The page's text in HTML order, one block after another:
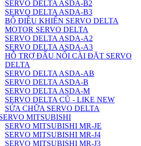
SERVO DELTA ASDA-B2
SERVO DELTA ASDA-B3
BỘ ĐIỀU KHIỂN SERVO DELTA
MOTOR SERVO DELTA
SERVO DELTA ASDA-A2
SERVO DELTA ASDA-A3
HỖ TRỢ ĐẤU NỐI CÀI ĐẶT SERVO
DELTA
SERVO DELTA ASDA-AB
SERVO DELTA ASDA-B
SERVO DELTA ASDA-M
SERVO DELTA CŨ - LIKE NEW
SỬA CHỮA SERVO DELTA
MITSUBISHI
SERVO MITSUBISHI MR-JE
SERVO MITSUBISHI MR-J4
SERVO MITSUBISHI MR-J3